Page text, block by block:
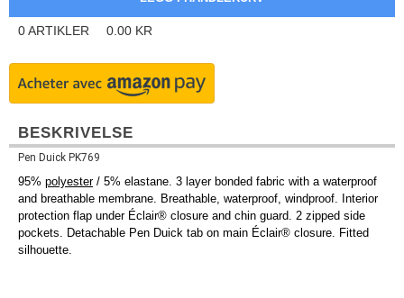
0ARTIKLER 0.00 KR
BESKRIVELSE
Pen Duick PK769
95% polyester/ 5% elastane. 3 layer bonded fabric with a waterproof
and breathable membrane. Breathable, waterproof, windproof. Interior
protection flap under Éclair® closure and chin guard. 2 zipped side
pockets. Detachable Pen Duick tab on main Éclair® closure. Fitted
silhouette.